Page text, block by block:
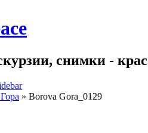
снимки -
» Borova Gora_0129